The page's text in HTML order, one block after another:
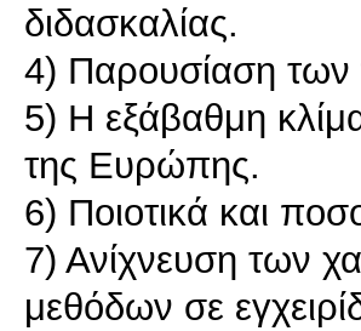
διδασκαλίας.
4) Παρουσίαση των
5) Η εξάβαθμη
της Ευρώπης.
6) Ποιοτικά και
7) Ανίχνευση των
μεθόδων σε